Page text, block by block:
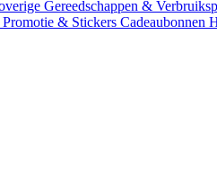
Gereedschappen &
Promotie & Stickers Cadeaubonnen